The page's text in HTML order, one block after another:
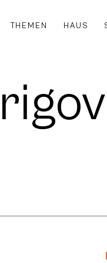
THEMEN HAUS